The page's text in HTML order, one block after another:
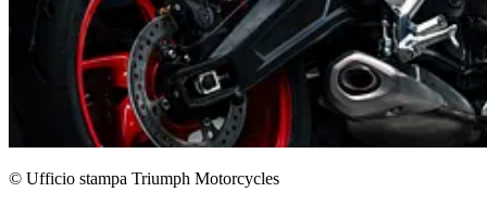
© Ufficio stampa Triumph Motorcycles